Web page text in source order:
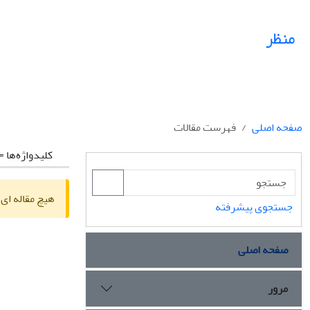
منظر
صفحه اصلی
فهرست مقالات
کلیدواژه‌ها
هیچ مقاله جستجوی پیشرفته
صفحه اصلی
مرور